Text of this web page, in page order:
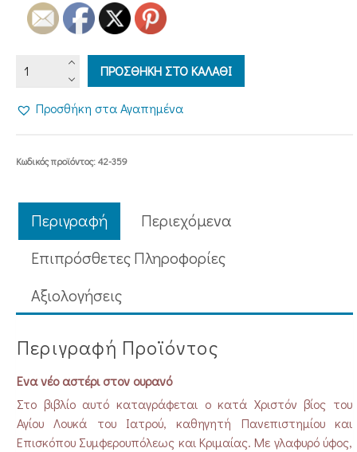
ΕΝΑ
ΑΣΤΕΡΙ
ποσότητα
ΠΡΟΣΘΗΚΗ ΣΤΟ ΚΑΛΑΘΙ
Προσθήκη στα Αγαπημένα
Κωδικός προϊόντος:42-359
Περιγραφή
Περιεχόμενα
Επιπρόσθετες Πληροφορίες
Aξιολογήσεις
Περιγραφή Προϊόντος
Ένα νέο αστέρι στον ουρανό
Στο βιβλίο αυτό καταγράφεται ο κατά Χριστόν βίος του
Αγίου Λουκά του Ιατρού, καθηγητή Πανεπιστημίου και
Επισκόπου Συμφερουπόλεως και Κριμαίας. Με γλαφυρό ύφος,